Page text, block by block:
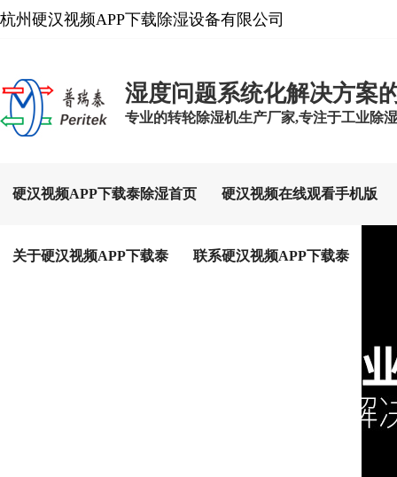
杭州硬汉视频APP下载除湿设备有限公司
湿度问题系统化解决方案
专业的转轮除湿机生产厂家,专注于工业除湿设
硬汉视频APP下载泰除湿首页 硬汉视频在线观看手机版
关于硬汉视频APP下载泰 联系硬汉视频APP下载泰